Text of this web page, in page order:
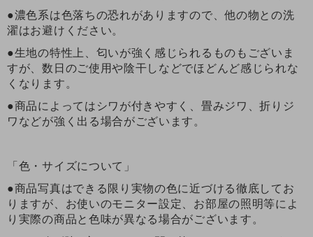
●濃色系は色落ちの恐れがありますので、他の物との洗
濯はお避けください。
●生地の特性上、匂いが強く感じられるものもございま
すが、数日のご使用や陰干しなどでほどんど感じられな
くなります。
●商品によってはシワが付きやすく、畳みジワ、折りジ
ワなどが強く出る場合がございます。
「色・サイズについて」
●商品写真はできる限り実物の色に近づける徹底してお
りますが、お使いのモニター設定、お部屋の照明等によ
り実際の商品と色味が異なる場合がございます。